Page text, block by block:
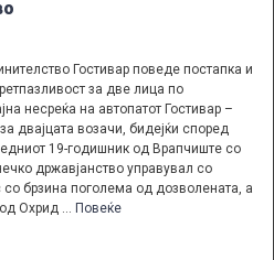
Гостивар поведе постапка и
за две лица по
несреќа на автопатот Гостивар –
двајцата возачи, бидејќи според
19-годишник од Врапчиште со
државјанство управувал со
брзина поголема од дозволената, а
Охрид … Повеќе